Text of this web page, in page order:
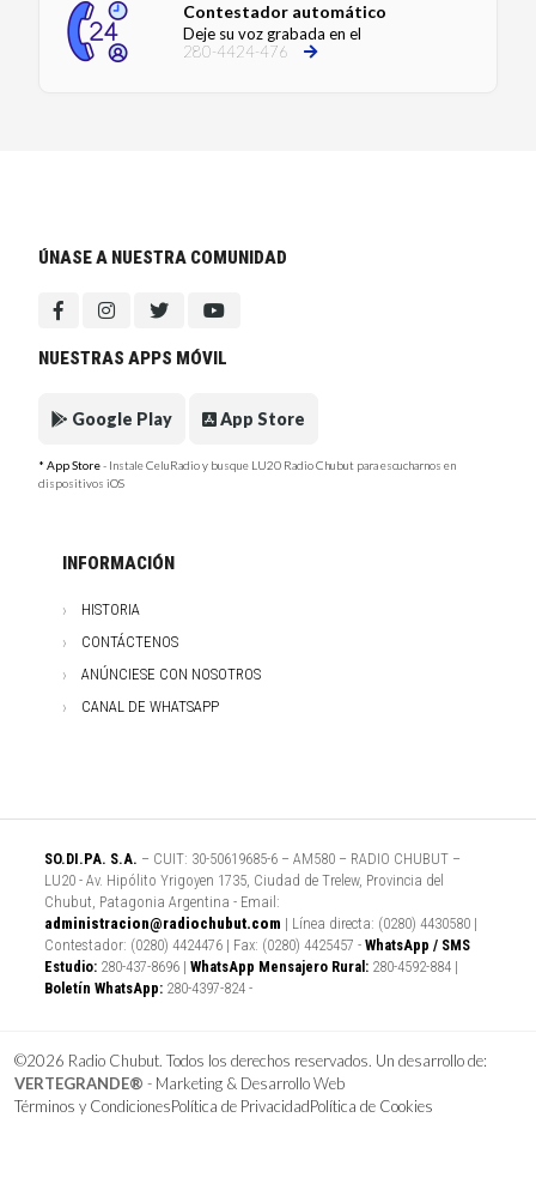
Contestador automático
Deje su voz grabada en el
280-4424-476
ÚNASE A NUESTRA COMUNIDAD
NUESTRAS APPS MÓVIL
Google Play App Store
* App Store- Instale CeluRadio y busque LU20 Radio Chubut para escucharnos en
dispositivos iOS
INFORMACIÓN
HISTORIA
CONTÁCTENOS
ANÚNCIESE CON NOSOTROS
CANAL DE WHATSAPP
SO.DI.PA. S.A. – CUIT: 30-50619685-6 – AM580 – RADIO CHUBUT –
LU20 - Av. Hipólito Yrigoyen 1735, Ciudad de Trelew, Provincia del
Chubut, Patagonia Argentina - Email:
administracion@radiochubut.com | Línea directa: (0280) 4430580 |
Contestador: (0280) 4424476 | Fax: (0280) 4425457 - WhatsApp / SMS
Estudio: 280-437-8696 | WhatsApp Mensajero Rural: 280-4592-884 |
Boletín WhatsApp: 280-4397-824 -
©2026 Radio Chubut. Todos los derechos reservados. Un desarrollo de:
VERTEGRANDE® - Marketing & Desarrollo Web
Términos y CondicionesPolítica de PrivacidadPolítica de Cookies